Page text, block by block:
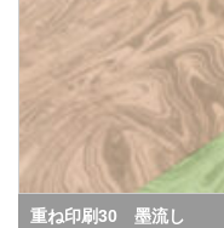
重ね印刷30 墨流し